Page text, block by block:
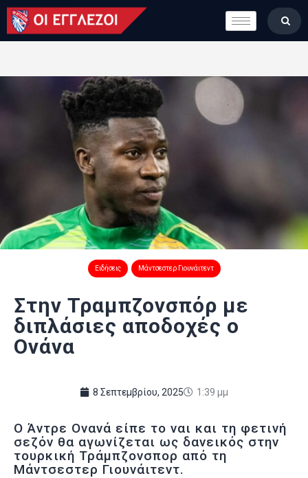
LONDON CALLING
ΚΑΤΗΓΟΡΙΕΣ
ΒΑΘΜΟΛΟΓΙΕΣ
ΟΜΑΔΕΣ
ΠΟΙΟΙ ΕΙΜΑΣΤΕ
Ειδήσεις Μάντσεστερ Γιουνάιτεντ
Στην Τραμπζονσπόρ με
διπλάσιες αποδοχές ο
Ονάνα
8 Σεπτεμβρίου, 2025 1:39 μμ
Ο Άντρε Ονανά είπε το ναι και τη φετινή
σεζόν θα αγωνίζεται ως δανεικός στην
τουρκική Τράμπζονσπορ από τη
Μάντσεστερ Γιουνάιτεντ.